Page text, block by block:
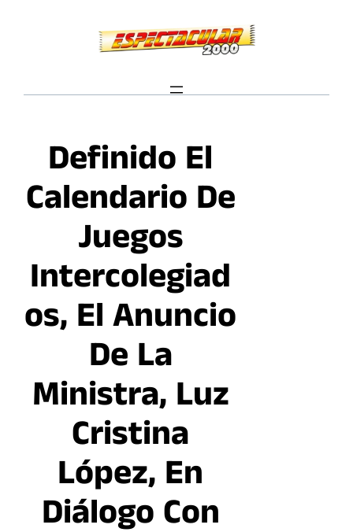
Definido El
Calendario De
Juegos
Intercolegiad
Os, El Anuncio
De La
Ministra, Luz
Cristina
López, En
Diálogo Con